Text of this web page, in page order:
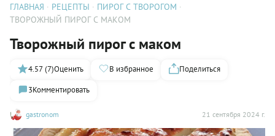
ГЛАВНАЯ РЕЦЕПТЫ
ПИРОГ С ТВОРОГОМ
ТВОРОЖНЫЙ ПИРОГ С МАКОМ
Творожный пирог с маком
gastronom 21 сентября 2024 г.
4.57 (7)Оценить В избранное
Поделиться
3Комментировать